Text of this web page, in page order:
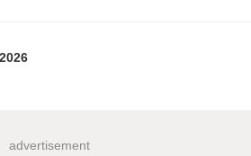
advertisement